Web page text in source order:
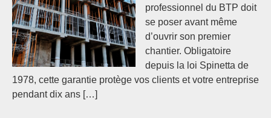
professionnel du BTP doit
se poser avant même
d’ouvrir son premier
chantier. Obligatoire
depuis la loi Spinetta de
1978, cette garantie protège vos clients et votre entreprise
pendant dix ans […]